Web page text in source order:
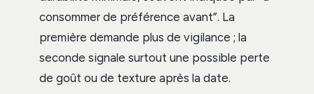
consommer de préférence avant”. La
première demande plus de vigilance ; la
seconde signale surtout une possible perte
de goût ou de texture après la date.